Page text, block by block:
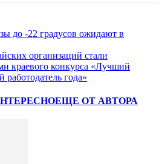
до -22 градусов ожидают в
организаций стали
краевого конкурса «Лучший
работодатель года»
ЕЩЕ ОТ АВТОРА